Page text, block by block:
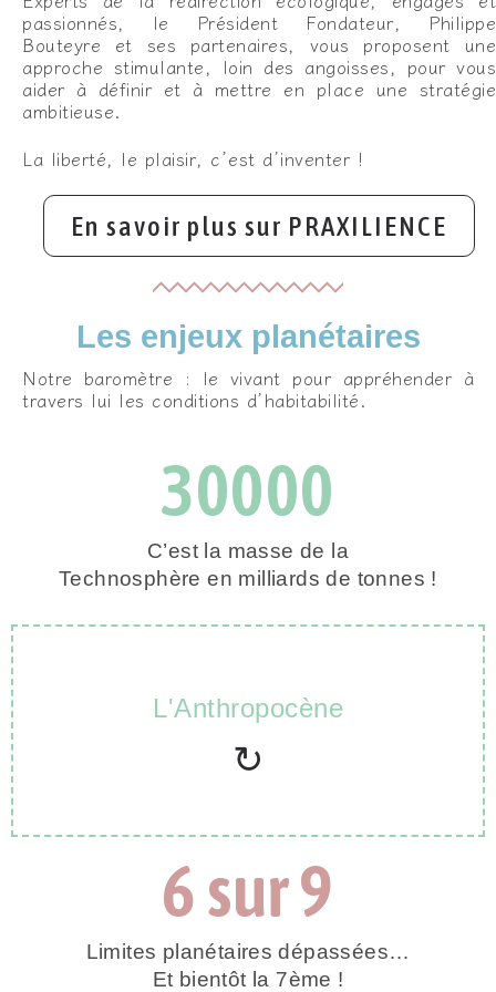
passionnés, le Président Fondateur, Philippe
Bouteyre et ses partenaires, vous proposent une
approche stimulante, loin des angoisses, pour vous
aider à définir et à mettre en place une stratégie
ambitieuse.
La liberté, le plaisir, c’est d’inventer !
En savoir plus sur PRAXILIENCE
Les enjeux planétaires
Notre baromètre : le vivant pour appréhender à
travers lui les conditions d’habitabilité.
30000
C’est la masse de la
Technosphère en milliards de tonnes !
L'Anthropocène
↻
5 ordres de grandeur plus grands que la
biomasse humaine qu'elle soutient.
6 sur 9
Limites planétaires dépassées…
Et bientôt la 7ème !